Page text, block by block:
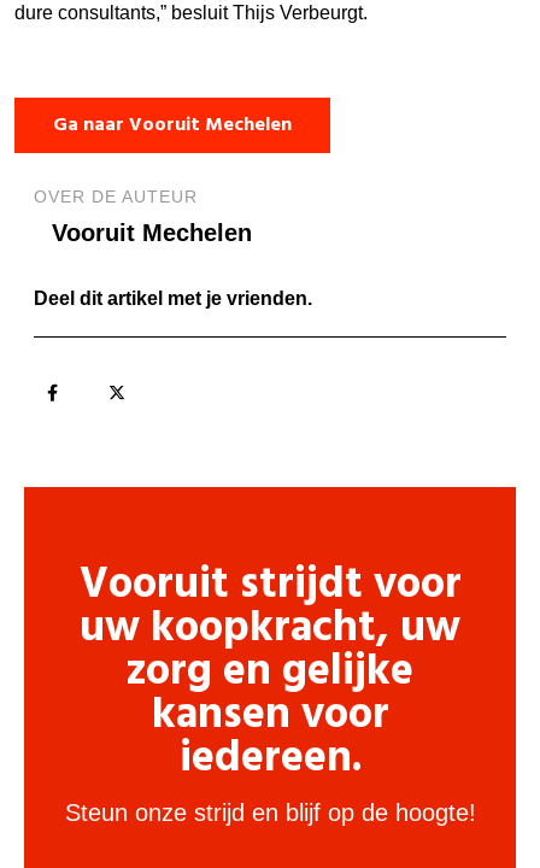
dure consultants,” besluit Thijs Verbeurgt.
Ga naar Vooruit Mechelen
OVER DE AUTEUR
Vooruit Mechelen
Deel dit artikel met je vrienden.
Vooruit strijdt voor
uw koopkracht, uw
zorg en gelijke
kansen voor
iedereen.
Steun onze strijd en blijf op de hoogte!